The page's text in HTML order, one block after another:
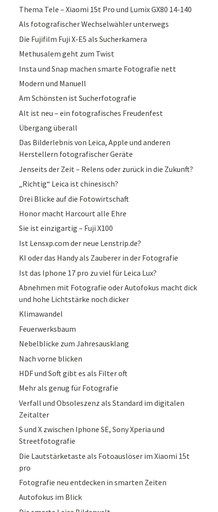
Thema Tele – Xiaomi 15t Pro und Lumix GX80 14-140
Als fotografischer Wechselwähler unterwegs
Die Fujifilm Fuji X-E5 als Sucherkamera
Methusalem geht zum Twist
Insta und Snap machen smarte Fotografie nett
Modern und Manuell
Am Schönsten ist Sucherfotografie
Alt ist neu – ein fotografisches Freudenfest
Übergang überall
Das Bilderlebnis von Leica, Apple und anderen
Herstellern fotografischer Geräte
Jenseits der Zeit – Relens oder zurück in die Zukunft?
„Richtig“ Leica ist chinesisch?
Drei Blicke auf die Fotowirtschaft
Honor macht Harcourt alle Ehre
Sie ist einzigartig – Fuji X100
Ist Lensxp.com der neue Lenstrip.de?
KI oder das Handy als Zauberer in der Fotografie
Ist das Iphone 17 pro zu viel für Leica Lux?
Abnehmen mit Fotografie oder Autofokus macht dick
und hohe Lichtstärke noch dicker
Klimawandel
Feuerwerksbaum
Nebelblicke zum Jahresausklang
Nach vorne blicken
HDF und Soft gibt es als Filter oft
Mehr als genug für Fotografie
Verfall und Obsoleszenz als Standard im digitalen
Zeitalter
S und X zwischen Iphone SE, Sony Xperia und
Streetfotografie
Die Lautstärketaste als Fotoauslöser im Xiaomi 15t
pro
Fotografie neu entdecken in smarten Zeiten
Autofokus im Blick